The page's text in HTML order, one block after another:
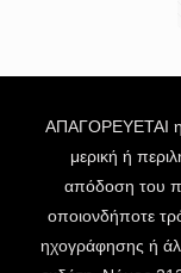
ΑΠΑΓΟΡΕΥΕΤΑΙ η
μερική ή
απόδοση του
οποιονδήποτε
ηχογράφησης ή